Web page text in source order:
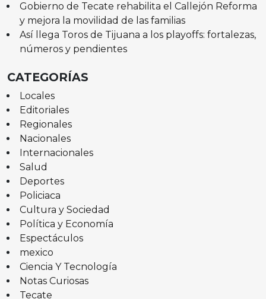
Gobierno de Tecate rehabilita el Callejón Reforma
y mejora la movilidad de las familias
Así llega Toros de Tijuana a los playoffs: fortalezas,
números y pendientes
CATEGORÍAS
Locales
Editoriales
Regionales
Nacionales
Internacionales
Salud
Deportes
Policiaca
Cultura y Sociedad
Política y Economía
Espectáculos
mexico
Ciencia Y Tecnología
Notas Curiosas
Tecate